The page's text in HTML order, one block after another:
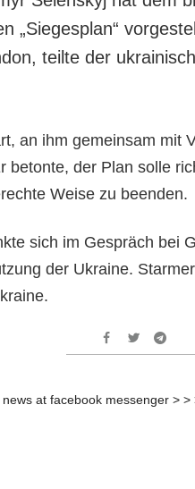
„Siegesplan“
teilte der
an ihm gemeinsam mit
betonte, der Plan solle
Weise zu beenden.
sich im Gespräch bei
der Ukraine.
at facebook messenger > >